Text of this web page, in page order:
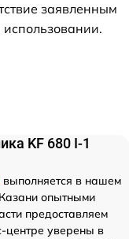
заявленным
KF 680 I-1
выполняется в нашем
опытными
предоставляем
центре уверены в